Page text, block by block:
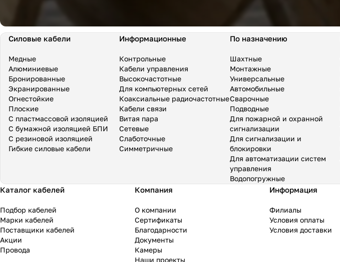
Силовые кабели
Медные
Алюминиевые
Бронированные
Экранированные
Огнестойкие
Плоские
С пластмассовой изоляцией
С бумажной изоляцией БПИ
С резиновой изоляцией
Гибкие силовые кабели
Информационные
Контрольные
Кабели управления
Высокочастотные
Для компьютерных сетей
Коаксиальные радиочастотные
Кабели связи
Витая пара
Сетевые
Слаботочные
Симметричные
По назначению
Шахтные
Монтажные
Универсальные
Автомобильные
Сварочные
Подводные
Для пожарной и охранной
сигнализации
Для сигнализации и
блокировки
Для автоматизации систем
управления
Водопогружные
Каталог кабелей
Подбор кабелей
Марки кабелей
Поставщики кабелей
Акции
Провода
Компания
О компании
Сертификаты
Благодарности
Документы
Камеры
Наши проекты
Информация
Филиалы
Условия оплаты
Условия доставки